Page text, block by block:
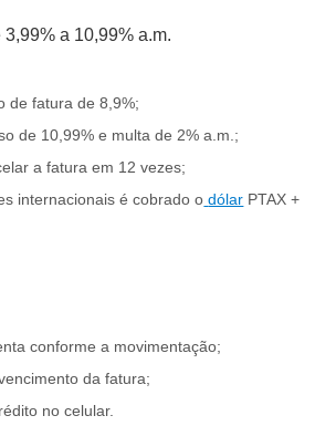
a 10,99% a.m.
de fatura de 8,9%;
de 10,99% e multa de 2% a.m.;
a fatura em 12 vezes;
internacionais é cobrado o dólar PTAX +
conforme a movimentação;
da fatura;
no celular.